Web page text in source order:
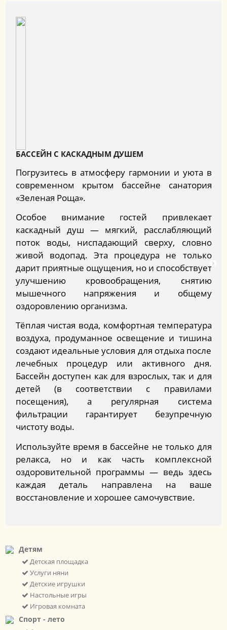
БАССЕЙН С КАСКАДНЫМ ДУШЕМ
Погрузитесь в атмосферу гармонии и уюта в
современном крытом бассейне санатория
«Зеленая Роща».
Особое внимание гостей привлекает
каскадный душ — мягкий, расслабляющий
поток воды, ниспадающий сверху, словно
живой водопад. Эта процедура не только
дарит приятные ощущения, но и способствует
улучшению кровообращения, снятию
мышечного напряжения и общему
оздоровлению организма.
Тёплая чистая вода, комфортная температура
воздуха, продуманное освещение и тишина
создают идеальные условия для отдыха после
лечебных процедур или активного дня.
Бассейн доступен как для взрослых, так и для
детей (в соответствии с правилами
посещения), а регулярная система
фильтрации гарантирует безупречную
чистоту воды.
Используйте время в бассейне не только для
релакса, но и как часть комплексной
оздоровительной программы — ведь здесь
каждая деталь направлена на ваше
восстановление и хорошее самочувствие.
Детям
Детская площадка
Услуги няни
Детские игрушки
Настольные игры
Игровая комната
Спорт - лето